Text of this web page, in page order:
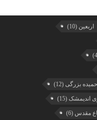
اربعین (10)
حمیده بزرگی (12)
اندیمشک (15)
مقدس (6)